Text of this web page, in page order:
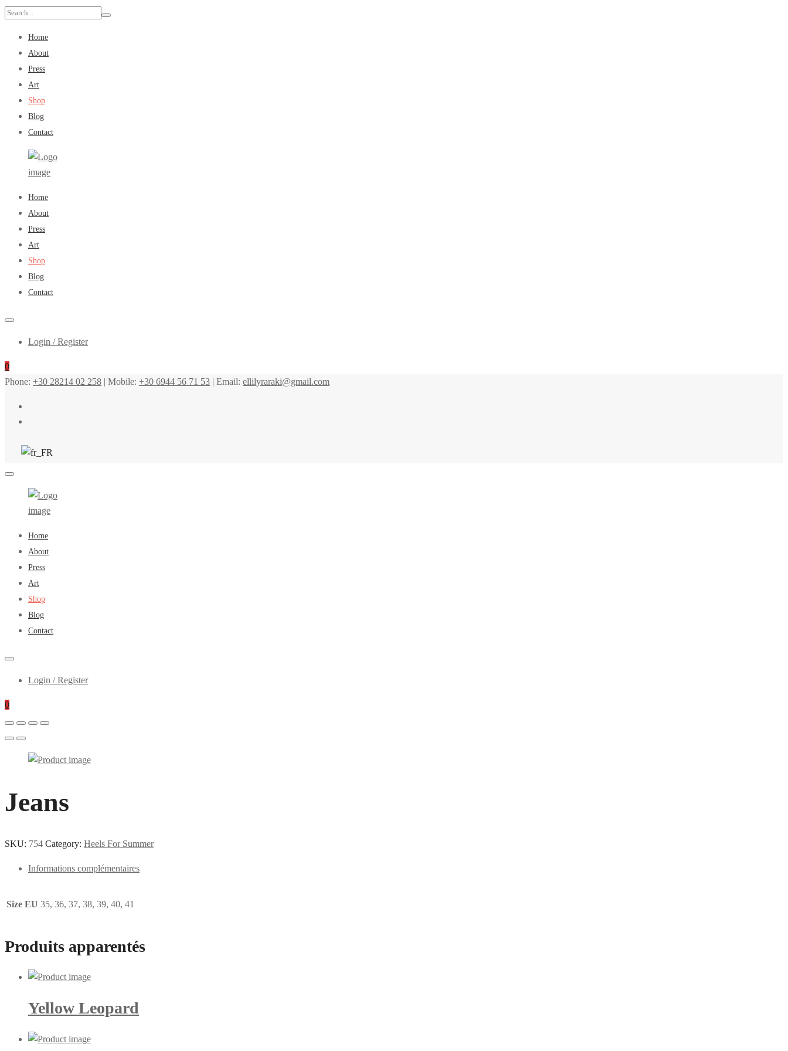
Search
Home
About
Press
Art
Shop
Blog
Contact
Steps
Primary
Menu
Home
About
Press
Art
Shop
Blog
Contact
Login / Register
0
Phone: +30 28214 02 258 | Mobile: +30 6944 56 71 53 | Email: ellilyraraki@gmail.com
Steps
Primary
Menu
Home
About
Press
Art
Shop
Blog
Contact
Login / Register
0
Jeans
SKU: 754 Category: Heels For Summer
Informations complémentaires
Size EU 35, 36, 37, 38, 39, 40, 41
Produits apparentés
Yellow Leopard
Ce